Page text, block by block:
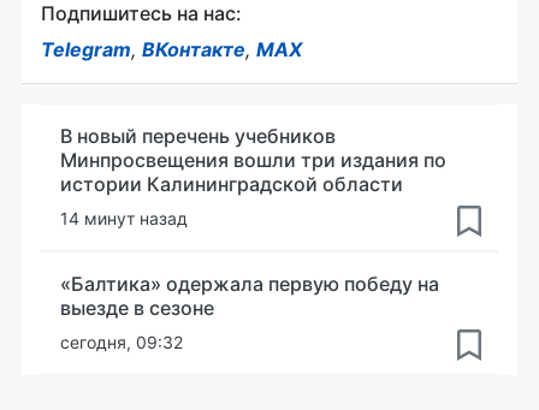
Подпишитесь на нас:
Telegram, ВКонтакте, MAX
В новый перечень учебников
Минпросвещения вошли три издания по
истории Калининградской области
14 минут назад
«Балтика» одержала первую победу на
выезде в сезоне
сегодня, 09:32